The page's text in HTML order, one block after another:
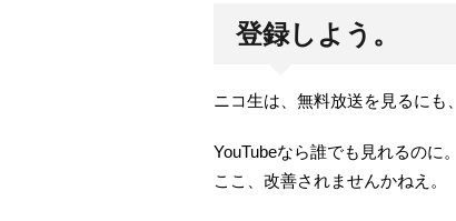
登録しよう。
ニコ生は、無料放送を見るにも、
YouTubeなら誰でも見れるのに。
ここ、改善されませんかねえ。